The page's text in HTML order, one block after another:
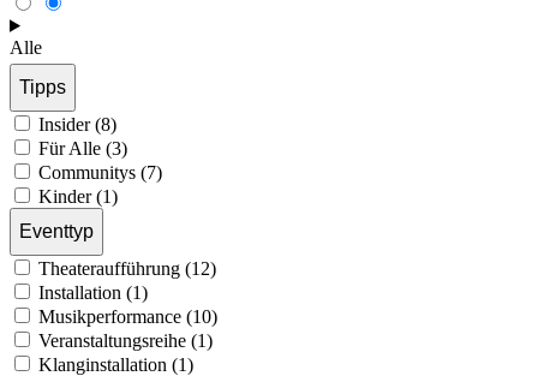
Alle
Tipps
Insider (8)
Für Alle (3)
Communitys (7)
Kinder (1)
Eventtyp
Theateraufführung (12)
Installation (1)
Musikperformance (10)
Veranstaltungsreihe (1)
Klanginstallation (1)